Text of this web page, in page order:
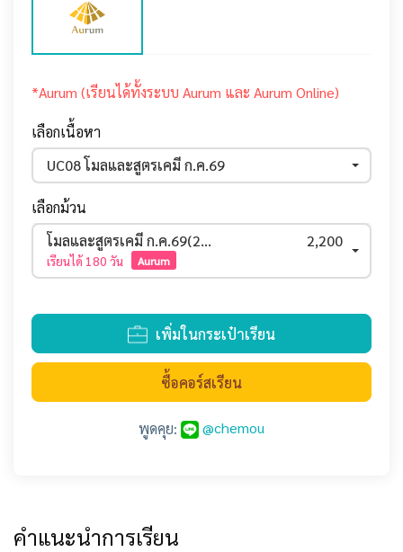
*Aurum (เรียนได้ทั้งระบบ Aurum และ Aurum Online)
เลือกเนื้อหา
UC08 โมลและสูตรเคมี ก.ค.69
เลือกม้วน
โมลและสูตรเคมี ก.ค.69(25 ก.ค. - 30 ส.ค.69)
เรียนได้180 วัน Aurum
2,200
เพิ่มในกระเป๋าเรียน
ซื้อคอร์สเรียน
พูดคุย: @chemou
คำแนะนำการเรียน